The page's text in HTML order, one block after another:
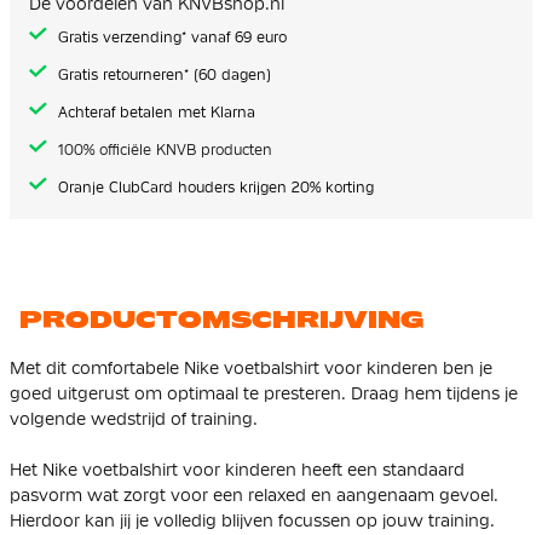
gallerij
Gratis verzending* vanaf 69 euro
Gratis retourneren* (60 dagen)
Achteraf betalen met Klarna
100% officiële KNVB producten
Oranje ClubCard houders krijgen 20% korting
PRODUCTOMSCHRIJVING
Met dit comfortabele Nike voetbalshirt voor kinderen ben je
goed uitgerust om optimaal te presteren. Draag hem tijdens je
volgende wedstrijd of training.
Het Nike voetbalshirt voor kinderen heeft een standaard
pasvorm wat zorgt voor een relaxed en aangenaam gevoel.
Hierdoor kan jij je volledig blijven focussen op jouw training.